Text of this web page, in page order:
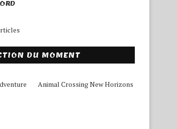
DU MOMENT
Animal Crossing New Horizons